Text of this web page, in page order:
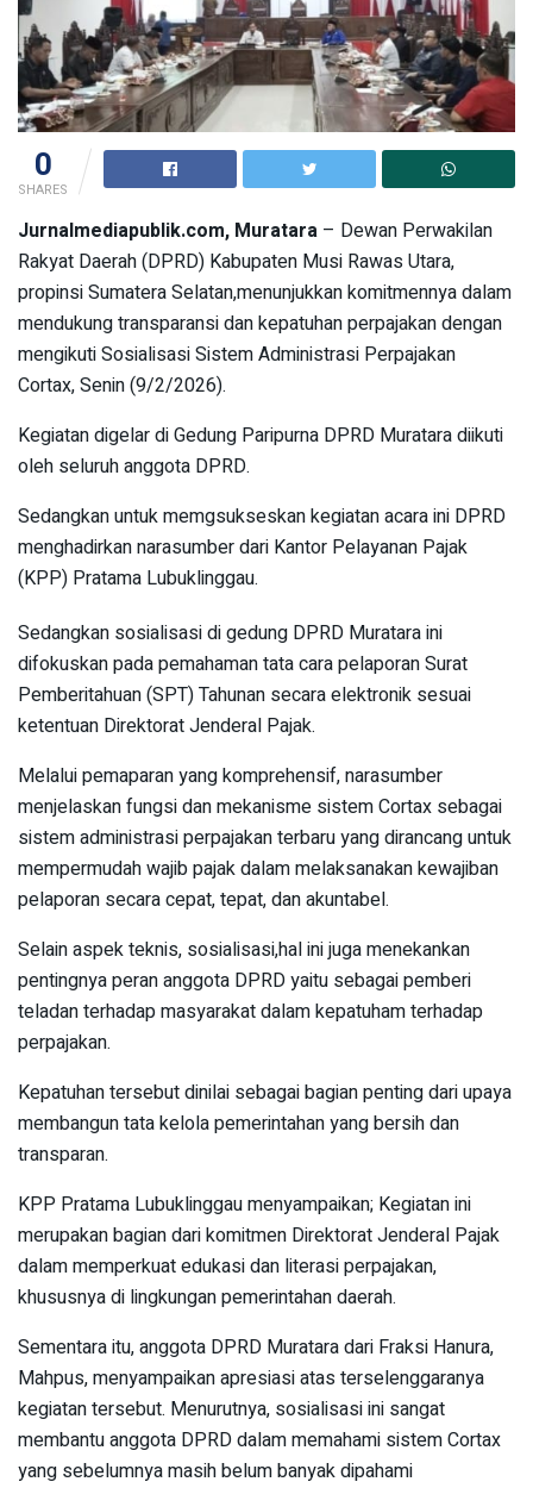
0
SHARES
Jurnalmediapublik.com, Muratara – Dewan Perwakilan
Rakyat Daerah (DPRD) Kabupaten Musi Rawas Utara,
propinsi Sumatera Selatan,menunjukkan komitmennya dalam
mendukung transparansi dan kepatuhan perpajakan dengan
mengikuti Sosialisasi Sistem Administrasi Perpajakan
Cortax, Senin (9/2/2026).
Kegiatan digelar di Gedung Paripurna DPRD Muratara diikuti
oleh seluruh anggota DPRD.
Sedangkan untuk memgsukseskan kegiatan acara ini DPRD
menghadirkan narasumber dari Kantor Pelayanan Pajak
(KPP) Pratama Lubuklinggau.
Sedangkan sosialisasi di gedung DPRD Muratara ini
difokuskan pada pemahaman tata cara pelaporan Surat
Pemberitahuan (SPT) Tahunan secara elektronik sesuai
ketentuan Direktorat Jenderal Pajak.
Melalui pemaparan yang komprehensif, narasumber
menjelaskan fungsi dan mekanisme sistem Cortax sebagai
sistem administrasi perpajakan terbaru yang dirancang untuk
mempermudah wajib pajak dalam melaksanakan kewajiban
pelaporan secara cepat, tepat, dan akuntabel.
Selain aspek teknis, sosialisasi,hal ini juga menekankan
pentingnya peran anggota DPRD yaitu sebagai pemberi
teladan terhadap masyarakat dalam kepatuham terhadap
perpajakan.
Kepatuhan tersebut dinilai sebagai bagian penting dari upaya
membangun tata kelola pemerintahan yang bersih dan
transparan.
KPP Pratama Lubuklinggau menyampaikan; Kegiatan ini
merupakan bagian dari komitmen Direktorat Jenderal Pajak
dalam memperkuat edukasi dan literasi perpajakan,
khususnya di lingkungan pemerintahan daerah.
Sementara itu, anggota DPRD Muratara dari Fraksi Hanura,
Mahpus, menyampaikan apresiasi atas terselenggaranya
kegiatan tersebut. Menurutnya, sosialisasi ini sangat
membantu anggota DPRD dalam memahami sistem Cortax
yang sebelumnya masih belum banyak dipahami